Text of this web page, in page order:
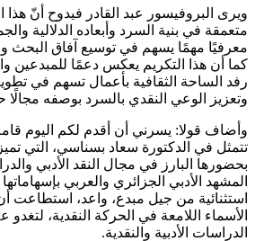
ويرى البروفيسور عبد القادر فيدوح أنّ
متعمقة في بنية السرد وأبعاده الدلالية
معرفيًا مهمًا يسهم في توسيع آفاق البحث
كما أن هذا التكريم يعكس دعمًا للمبدعين
رفد الساحة الثقافية بأعمال تسهم في
وتعزيز الوعي النقدي بالسرد بوصفه مجالًا
وأضاف قولا: يسرني أن أقدم لكم اليوم
تتمثل في الدكتورة سعاد بسناسي، التي
بحضورها البارز في مجال النقد الأدبي
المشهد الأدبي الجزائري والعربي
استثنائية من جيل مبدع، واعد، استطاعت
الأسماء اللامعة في الحركة النقدية،
الدراسات الأدبية والنقدية.